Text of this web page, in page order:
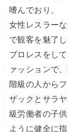
嗜んでおり、
女性レスラー
で観客を魅了し
プロレスをし
ァッションで
階級の人から
ザックとサラ
級労働者の子
ように健全に指